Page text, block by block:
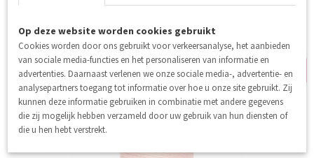
5% korting
Op deze website worden cookies gebruikt
Cookies worden door ons gebruikt voor verkeersanalyse, het aanbieden
van sociale media-functies en het personaliseren van informatie en
advertenties. Daarnaast verlenen we onze sociale media-, advertentie- en
analysepartners toegang tot informatie over hoe u onze site gebruikt. Zij
kunnen deze informatie gebruiken in combinatie met andere gegevens
die zij mogelijk hebben verzameld door uw gebruik van hun diensten of
die u hen hebt verstrekt.